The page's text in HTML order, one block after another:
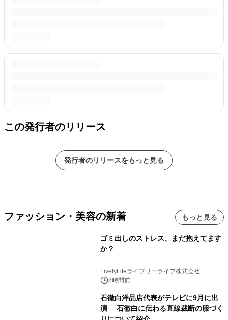
この発行者のリリース
発行者のリリースをもっと見る
ファッション・美容の新着 もっと見る
ゴミ出しのストレス、まだ抱えてます
か？
LivelyLifeライブリーライフ株式会社
8時間前
石徹白洋品店代表がテレビに9月に出
演 石徹白に伝わる直線裁断の服づく